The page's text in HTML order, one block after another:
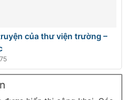
của thư viện trường –